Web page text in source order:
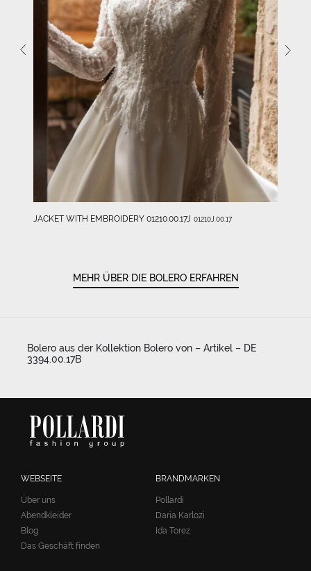
JACKET WITH EMBROIDERY 01210.00.17J 01210J.00.17
MEHR ÜBER DIE BOLERO ERFAHREN
Bolero aus der Kollektion Bolero von – Artikel – DE
3394.00.17B
WEBSEITE
Über uns
Abendkleider
Blog
Das Geschäft finden
BRANDMARKEN
Pollardi
Daria Karlozi
Ida Torez